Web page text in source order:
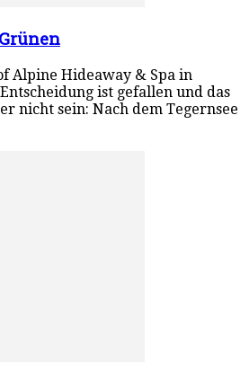
Alpine Hideaway & Spa in
ist gefallen und das
nicht sein: Nach dem Tegernsee